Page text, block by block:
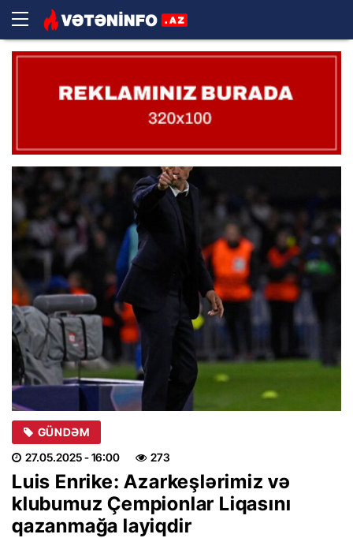
GÜNDƏM
27.05.2025- 16:00 273
Luis Enrike: Azarkeşlərimiz və
klubumuz Çempionlar Liqasını
qazanmağa layiqdir